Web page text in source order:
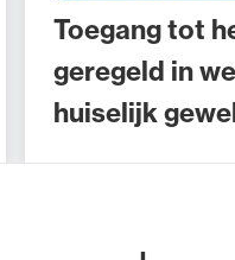
Toegang tot
geregeld in
huiselijk